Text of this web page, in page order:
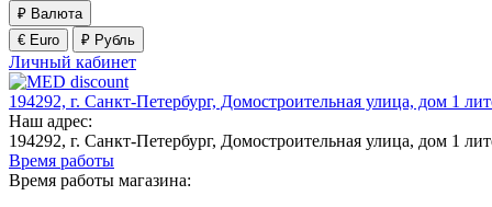
₽ Валюта
€ Euro
₽ Рубль
Личный кабинет
194292, г. Санкт-Петербург, Домостроительная улица, дом 1
Наш адрес:
194292, г. Санкт-Петербург, Домостроительная улица, дом 1
Время работы
Время работы магазина: